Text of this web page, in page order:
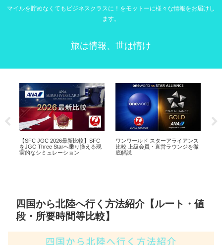
マイルを貯めなくてもビジネスクラスに！をモットーに様々な情報をお届けし
ます。
旅は情報、世は情け
ANA以外でスタアラゴールドを取
りやすい航空会社【SFC改悪対策
2026年最新】
JAL×マリオット提携の真の狙い！
ANAが狙う富裕層を横取りか！？
四国から北陸へ行く方法紹介【ルート・値
段・所要時間等比較】